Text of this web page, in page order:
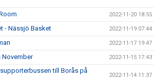
2022-11-20 18:55
- Nässjö Basket 2022-11-19 07:44
2022-11-17 19:47
2022-11-15 17:43
till Borås på
2022-11-14 11:37